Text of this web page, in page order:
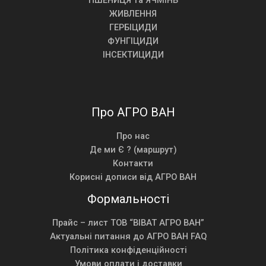
ЖИВЛЕННЯ
ГЕРБІЦИДИ
ФУНГІЦИДИ
ІНСЕКТИЦИДИ
Про АГРО ВАН
Про нас
Де ми Є ? (маршрут)
Контакти
Корисні дописи від АГРО ВАН
Формальності
Прайс – лист ТОВ “ВІВАТ АГРО ВАН”
Актуальні питання до АГРО ВАН FAQ
Політика конфіденційності
Умови оплати і доставки